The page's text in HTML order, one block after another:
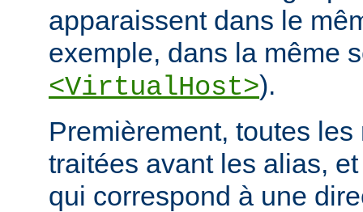
apparaissent dans le
exemple, dans la même
<VirtualHost>).
Premièrement, toutes
traitées avant les alias,
qui correspond à une